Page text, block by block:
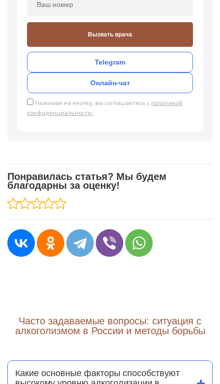
Вызвать врача
Telegram
Онлайн-чат
Нажимая на кнопку, вы соглашаетесь с политикой
конфиденциальности.
Понравилась статья? Мы будем
благодарны за оценку!
Часто задаваемые вопросы: ситуация с
алкоголизмом в России и методы борьбы
Какие основные факторы способствуют